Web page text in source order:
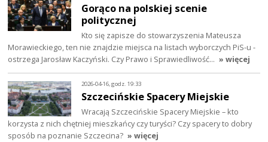
Gorąco na polskiej scenie
politycznej
Kto się zapisze do stowarzyszenia Mateusza
Morawieckiego, ten nie znajdzie miejsca na listach wyborczych PiS-u -
ostrzega Jarosław Kaczyński. Czy Prawo i Sprawiedliwość… » więcej
2026-04-16, godz. 19:33
Szczecińskie Spacery Miejskie
Wracają Szczecińskie Spacery Miejskie – kto
korzysta z nich chętniej mieszkańcy czy turyści? Czy spacery to dobry
sposób na poznanie Szczecina? » więcej